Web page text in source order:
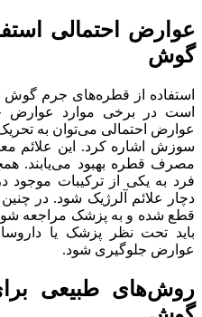
عوارض احتمالی
گوش
استفاده از قطره‌های جرم
است در برخی موارد عوارض
عوارض احتمالی می‌توان به
سوزش اشاره کرد. این علائم
مصرف قطره بهبود می‌یابند.
فرد به یکی از ترکیبات
دچار علائم آلرژیک شود. در
قطع شده و به پزشک مراجعه
باید تحت نظر پزشک یا
عوارض جلوگیری شود.
روش‌های طبیعی